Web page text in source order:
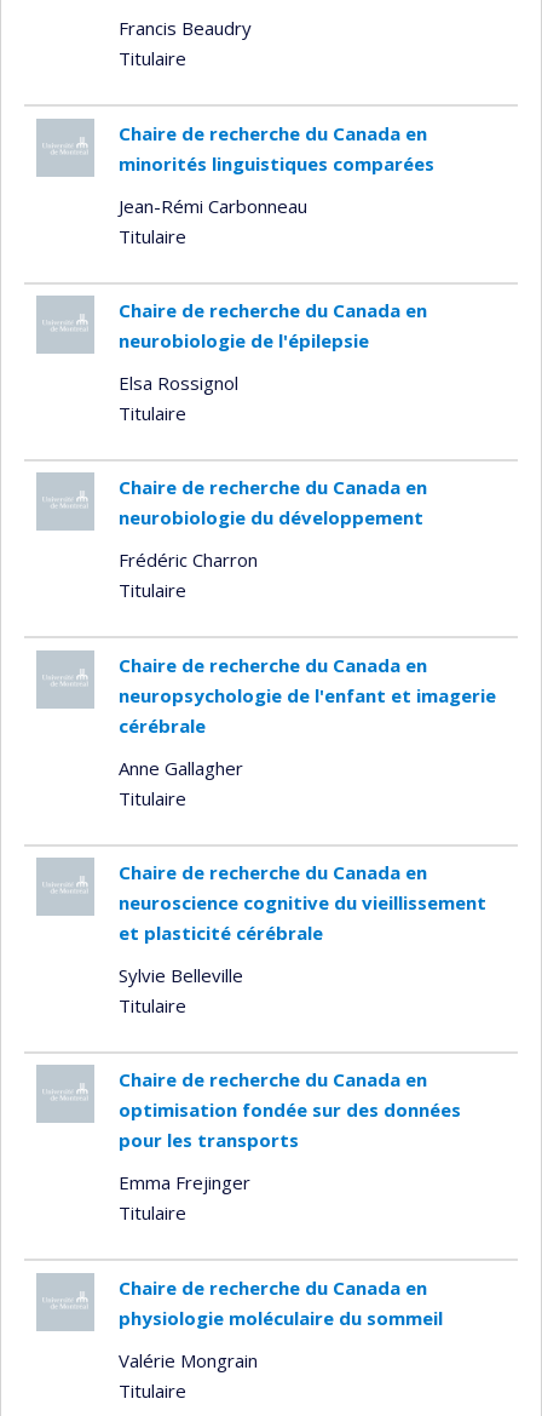
Francis Beaudry
Titulaire
Chaire de recherche du Canada en
minorités linguistiques comparées
Jean-Rémi Carbonneau
Titulaire
Chaire de recherche du Canada en
neurobiologie de l'épilepsie
Elsa Rossignol
Titulaire
Chaire de recherche du Canada en
neurobiologie du développement
Frédéric Charron
Titulaire
Chaire de recherche du Canada en
neuropsychologie de l'enfant et imagerie
cérébrale
Anne Gallagher
Titulaire
Chaire de recherche du Canada en
neuroscience cognitive du vieillissement
et plasticité cérébrale
Sylvie Belleville
Titulaire
Chaire de recherche du Canada en
optimisation fondée sur des données
pour les transports
Emma Frejinger
Titulaire
Chaire de recherche du Canada en
physiologie moléculaire du sommeil
Valérie Mongrain
Titulaire